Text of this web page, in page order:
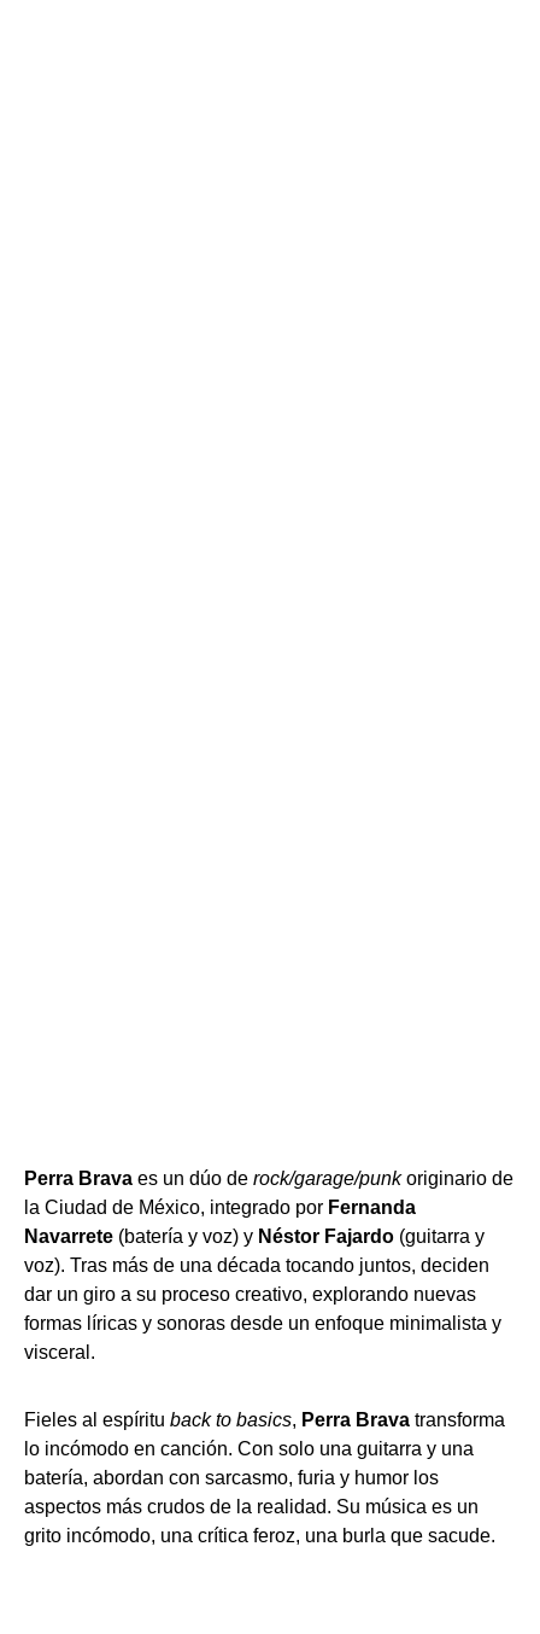
Perra Brava es un dúo de rock/garage/punkoriginario de
la Ciudad de México, integrado por Fernanda
Navarrete (batería y voz) y Néstor Fajardo (guitarra y
voz). Tras más de una década tocando juntos, deciden
dar un giro a su proceso creativo, explorando nuevas
formas líricas y sonoras desde un enfoque minimalista y
visceral.
Fieles al espíritu back to basics, Perra Brava transforma
lo incómodo en canción. Con solo una guitarra y una
batería, abordan con sarcasmo, furia y humor los
aspectos más crudos de la realidad. Su música es un
grito incómodo, una crítica feroz, una burla que sacude.